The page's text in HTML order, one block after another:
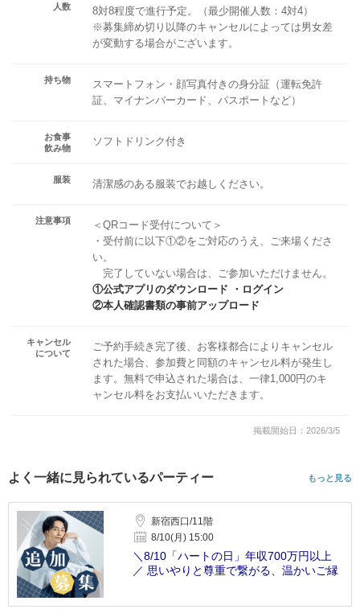
人数
8対8程度で進行予定。（最少開催人数：4対4）
※募集締め切り以降のキャンセルによっては男女差
が変動する場合がございます。
持ち物
スマートフォン・顔写真付きの身分証（運転免許
証、マイナンバーカード、パスポートなど）
お食事
飲み物
ソフトドリンク付き
服装 清潔感のある服装でお越しください。
注意事項
＜QRコード受付について＞
・受付前に以下①②をご対応のうえ、ご来場くださ
い。
完了していない場合は、ご参加いただけません。
①公式アプリのダウンロード ・ログイン
②本人確認書類の事前アップロード
キャンセル
について
ご予約手続き完了後、お客様都合によりキャンセル
された場合、参加費と同額のキャンセル料が発生し
ます。無料で申込された場合は、一律1,000円のキ
ャンセル料をお支払いいただきます。
掲載開始日：2026/3/5
よく一緒に見られているパーティー もっと見る
新宿西口/11階
8/10(月) 15:00
＼8/10「ハートの日」年収700万円以上
／ 思いやりと尊重で繋がる、温かいご縁